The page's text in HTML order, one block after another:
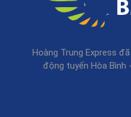
Hoàng Trung Express
động tuyến Hòa Bình